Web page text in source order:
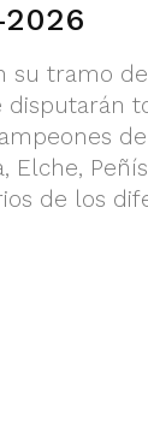
2026
su tramo
de los